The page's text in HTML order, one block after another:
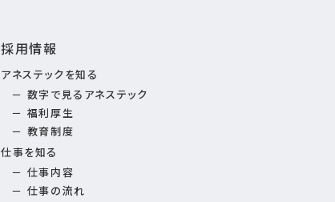
採用情報
アネステックを知る
数字で見るアネステック
福利厚生
教育制度
仕事を知る
仕事内容
仕事の流れ